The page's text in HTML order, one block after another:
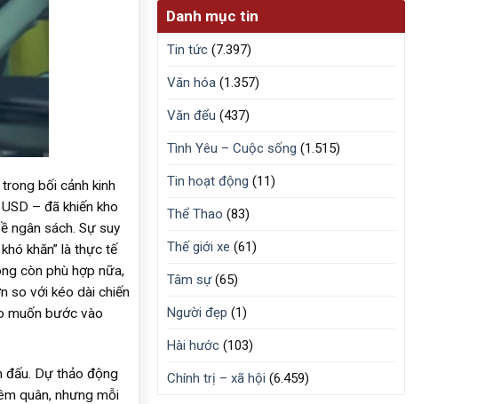
bối cảnh kinh
– đã khiến kho
ngân sách. Sự suy
khăn” là thực tế
còn phù hợp nữa,
so với kéo dài chiến
muốn bước vào
đấu. Dự thảo động
quân, nhưng mỗi
Danh mục tin
Tin tức (7.397)
Văn hóa (1.357)
Văn đểu (437)
Tình Yêu – Cuộc sống (1.515)
Tin hoạt động (11)
Thể Thao (83)
Thế giới xe (61)
Tâm sự(65)
Người đẹp (1)
Hài hước (103)
Chính trị – xã hội (6.459)